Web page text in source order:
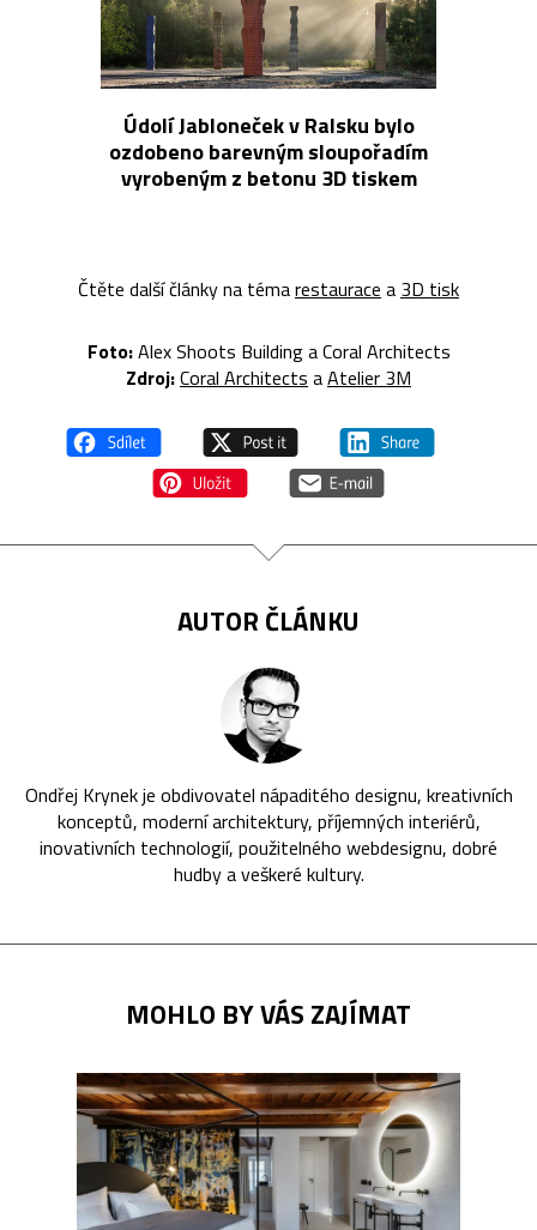
Údolí Jabloneček v Ralsku bylo
ozdobeno barevným sloupořadím
vyrobeným z betonu 3D tiskem
Čtěte další články na témarestaurace a 3D tisk
Foto:Alex Shoots Building a Coral Architects
Zdroj:Coral Architects aAtelier 3M
AUTOR ČLÁNKU
Ondřej Krynek je obdivovatel nápaditého designu, kreativních
konceptů, moderní architektury, příjemných interiérů,
inovativních technologií, použitelného webdesignu, dobré
hudby a veškeré kultury.
MOHLO BY VÁS ZAJÍMAT